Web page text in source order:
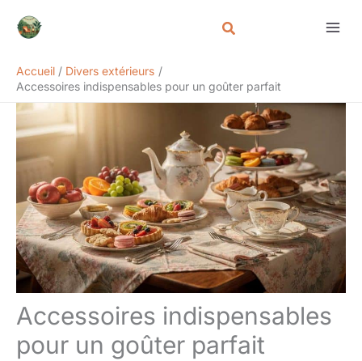
Accueil
Divers extérieurs
Accessoires indispensables pour un goûter parfait
Accessoires indispensables
pour un goûter parfait